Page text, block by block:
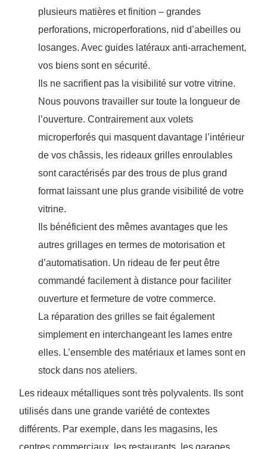
plusieurs matières et finition – grandes
perforations, microperforations, nid d’abeilles ou
losanges. Avec guides latéraux anti-arrachement,
vos biens sont en sécurité.
Ils ne sacrifient pas la visibilité sur votre vitrine.
Nous pouvons travailler sur toute la longueur de
l’ouverture. Contrairement aux volets
microperforés qui masquent davantage l’intérieur
de vos châssis, les rideaux grilles enroulables
sont caractérisés par des trous de plus grand
format laissant une plus grande visibilité de votre
vitrine.
Ils bénéficient des mêmes avantages que les
autres grillages en termes de motorisation et
d’automatisation. Un rideau de fer peut être
commandé facilement à distance pour faciliter
ouverture et fermeture de votre commerce.
La réparation des grilles se fait également
simplement en interchangeant les lames entre
elles. L’ensemble des matériaux et lames sont en
stock dans nos ateliers.
Les rideaux métalliques sont très polyvalents. Ils sont
utilisés dans une grande variété de contextes
différents. Par exemple, dans les magasins, les
centres commerciaux, les restaurants, les garages,